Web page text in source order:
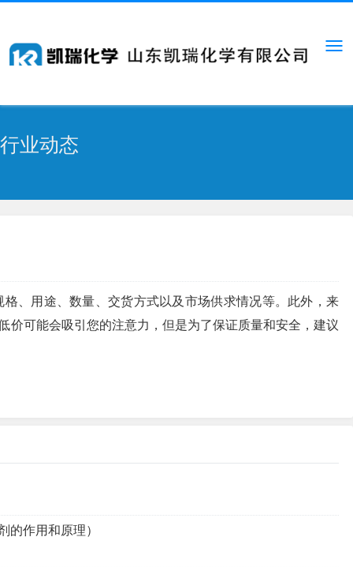
行业动态
、用途、数量、交货方式以及市场供求情况等。此外，来
价可能会吸引您的注意力，但是为了保证质量和安全，建议
的作用和原理）